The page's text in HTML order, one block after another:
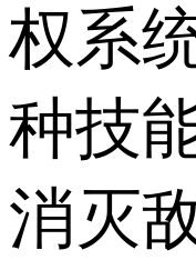
权系
种技
消灭